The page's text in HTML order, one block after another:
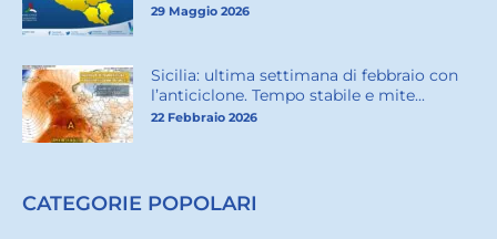
29 Maggio 2026
Sicilia: ultima settimana di febbraio con
l’anticiclone. Tempo stabile e mite...
22 Febbraio 2026
CATEGORIE POPOLARI